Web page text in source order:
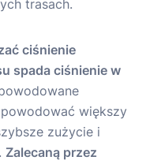
trasach.
ciśnienie
spada ciśnienie w
większy
zużycie i
Zalecaną przez